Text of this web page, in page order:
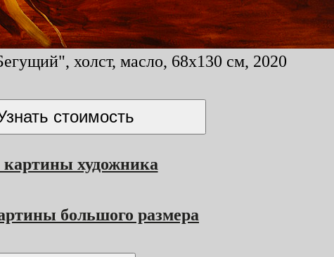
холст, масло, 68x130 см, 2020
картины художника
большого размера